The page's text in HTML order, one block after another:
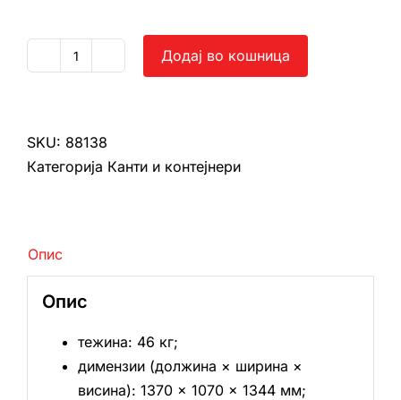
Контејнер
1100
л
Додај во кошница
SKU: 88138
Категорија Канти и контејнери
Опис
Опис
тежина: 46 кг;
димензии (должина × ширина ×
висина): 1370 × 1070 × 1344 мм;